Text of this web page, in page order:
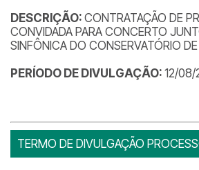
DESCRIÇÃO: CONTRATAÇÃO DE
CONVIDADA PARA CONCERTO
SINFÔNICA DO CONSERVATÓRIO
PERÍODO DE DIVULGAÇÃO: 12/
TERMO DE DIVULGAÇÃO